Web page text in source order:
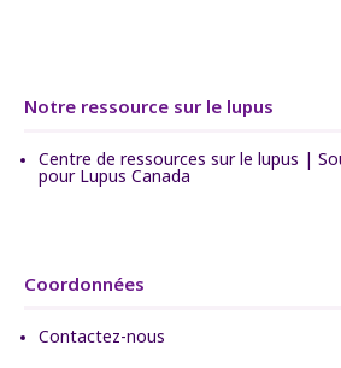
Notre ressource sur le lupus
Centre de ressources sur le lupus |
pour Lupus Canada
Coordonnées
Contactez-nous